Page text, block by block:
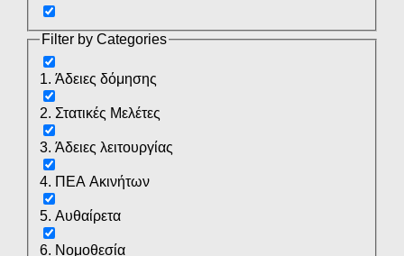
Filter by Categories
1. Άδειες δόμησης
2. Στατικές Μελέτες
3. Άδειες λειτουργίας
4. ΠΕΑ Ακινήτων
5. Αυθαίρετα
6. Νομοθεσία